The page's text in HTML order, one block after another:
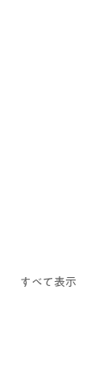
すべて表示